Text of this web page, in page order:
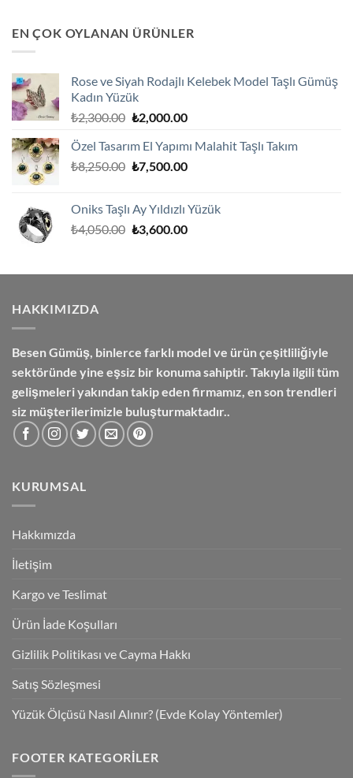
₺3,350.00.
₺2,850.00.
EN ÇOK OYLANAN ÜRÜNLER
Rose ve Siyah Rodajlı Kelebek Model Taşlı Gümüş
Kadın Yüzük
₺2,300.00 Orijinal
₺2,300.00.
₺2,000.00Şu
fiyat:
₺2,000.00.
Özel Tasarım El Yapımı Malahit Taşlı Takım
₺8,250.00 Orijinal
₺7,500.00Şu
₺7,500.00.
Oniks Taşlı Ay Yıldızlı Yüzük
₺4,050.00 Orijinal
₺3,600.00Şu
₺3,600.00.
HAKKIMIZDA
Besen Gümüş, binlerce farklı model ve ürün çeşitliliğiyle
sektöründe yine eşsiz bir konuma sahiptir. Takıyla ilgili tüm
gelişmeleri yakından takip eden firmamız, en son trendleri
siz müşterilerimizle buluşturmaktadır..
KURUMSAL
Hakkımızda
İletişim
Kargo ve Teslimat
Ürün İade Koşulları
Gizlilik Politikası ve Cayma Hakkı
Satış Sözleşmesi
Yüzük Ölçüsü Nasıl Alınır? (Evde Kolay Yöntemler)
FOOTER KATEGORILER